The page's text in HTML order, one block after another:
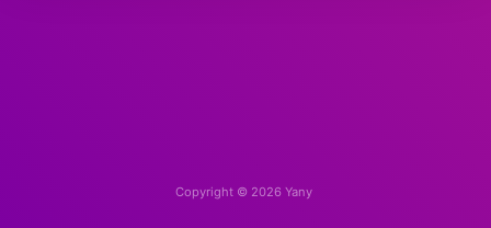
Copyright © 2026 Yany